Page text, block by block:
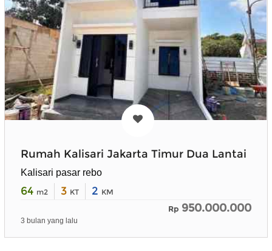
Rumah Kalisari Jakarta Timur Dua Lantai
Kalisari pasar rebo
64 m2 3 KT 2 KM
Rp 950.000.000
3 bulan yang lalu